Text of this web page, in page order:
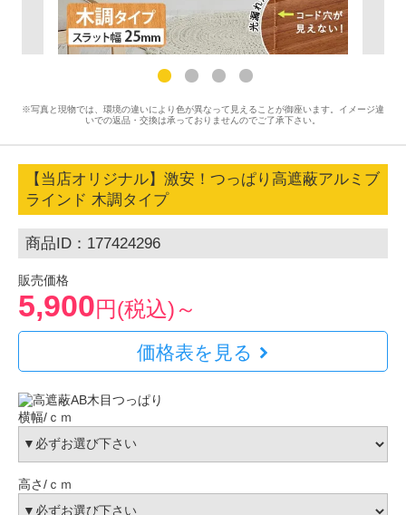
※写真と現物では、環境の違いにより色が異なって見えることが御座います。イメージ違
いでの返品・交換は承っておりませんのでご了承下さい。
【当店オリジナル】激安！つっぱり高遮蔽アルミブ
ラインド 木調タイプ
商品ID：177424296
販売価格
5,900円(税込)～
価格表を見る
横幅/ｃｍ
高さ/ｃｍ